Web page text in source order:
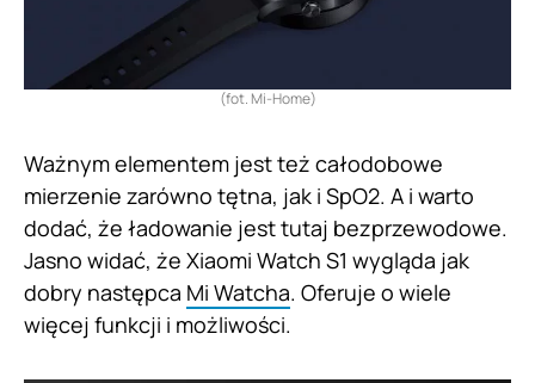
(fot. Mi-Home)
Ważnym elementem jest też całodobowe
mierzenie zarówno tętna, jak i SpO2. A i warto
dodać, że ładowanie jest tutaj bezprzewodowe.
Jasno widać, że Xiaomi Watch S1 wygląda jak
dobry następca Mi Watcha. Oferuje o wiele
więcej funkcji i możliwości.